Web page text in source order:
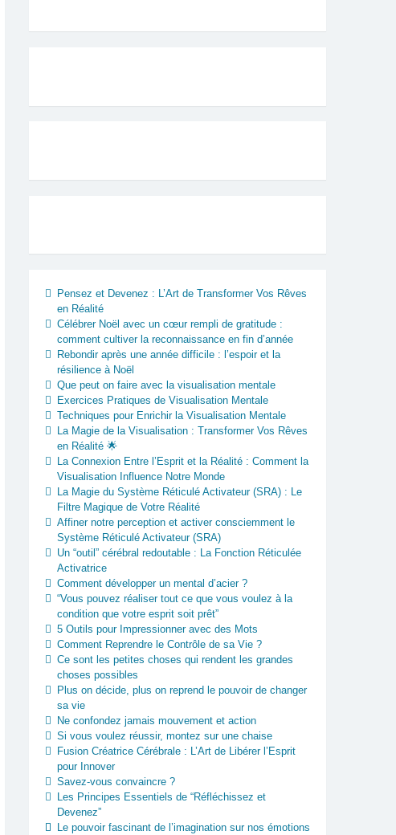
Pensez et Devenez : L’Art de Transformer Vos Rêves
en Réalité
Célébrer Noël avec un cœur rempli de gratitude :
comment cultiver la reconnaissance en fin d’année
Rebondir après une année difficile : l’espoir et la
résilience à Noël
Que peut on faire avec la visualisation mentale
Exercices Pratiques de Visualisation Mentale
Techniques pour Enrichir la Visualisation Mentale
La Magie de la Visualisation : Transformer Vos Rêves
en Réalité 🌟
La Connexion Entre l’Esprit et la Réalité : Comment la
Visualisation Influence Notre Monde
La Magie du Système Réticulé Activateur (SRA) : Le
Filtre Magique de Votre Réalité
Affiner notre perception et activer consciemment le
Système Réticulé Activateur (SRA)
Un “outil” cérébral redoutable : La Fonction Réticulée
Activatrice
Comment développer un mental d’acier ?
“Vous pouvez réaliser tout ce que vous voulez à la
condition que votre esprit soit prêt”
5 Outils pour Impressionner avec des Mots
Comment Reprendre le Contrôle de sa Vie ?
Ce sont les petites choses qui rendent les grandes
choses possibles
Plus on décide, plus on reprend le pouvoir de changer
sa vie
Ne confondez jamais mouvement et action
Si vous voulez réussir, montez sur une chaise
Fusion Créatrice Cérébrale : L’Art de Libérer l’Esprit
pour Innover
Savez-vous convaincre ?
Les Principes Essentiels de “Réfléchissez et
Devenez”
Le pouvoir fascinant de l’imagination sur nos émotions